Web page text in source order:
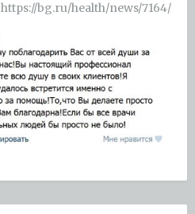
https://bg.ru/health/news/7164/